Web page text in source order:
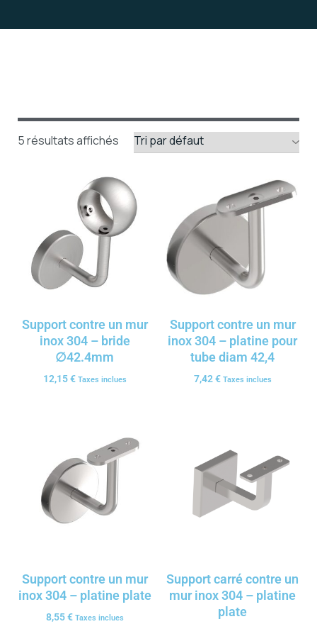
5 résultats affichés
Support contre un mur
inox 304 – bride
∅42.4mm
12,15€ Taxes inclues
Support contre un mur
inox 304 – platine pour
tube diam 42,4
7,42€ Taxes inclues
Support contre un mur
inox 304 – platine plate
8,55€ Taxes inclues
Support carré contre un
mur inox 304 – platine
plate